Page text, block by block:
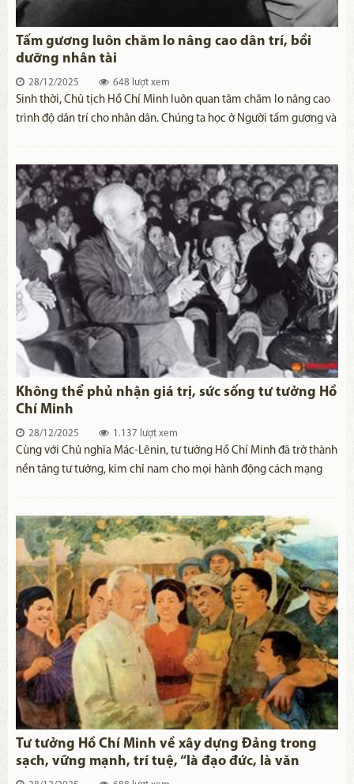
Tấm gương luôn chăm lo nâng cao dân trí, bồi
dưỡng nhân tài
28/12/2025 648 lượt xem
Sinh thời, Chủ tịch Hồ Chí Minh luôn quan tâm chăm lo nâng cao
trình độ dân trí cho nhân dân. Chúng ta học ở Người tấm gương và
Không thể phủ nhận giá trị, sức sống tư tưởng Hồ
Chí Minh
28/12/2025 1.137 lượt xem
​Cùng với Chủ nghĩa Mác-Lênin, tư tưởng Hồ Chí Minh đã trở thành
nền tảng tư tưởng, kim chỉ nam cho mọi hành động cách mạng
không ngừng tung ra những luận điệu sai trái, xuyên tạc, phủ nhận
tư tưởng của Người.
Tư tưởng Hồ Chí Minh về xây dựng Đảng trong
sạch, vững mạnh, trí tuệ, “là đạo đức, là văn
minh” và việc vận dụng xây dựng, chỉnh đốn